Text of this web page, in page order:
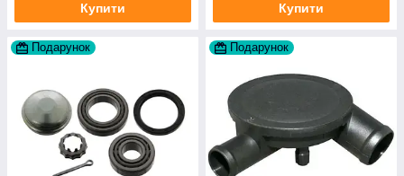
Купити Купити
Подарунок Подарунок